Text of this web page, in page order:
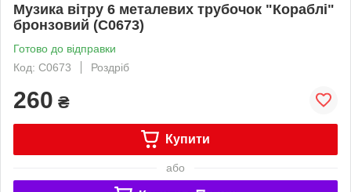
Музика вітру 6 металевих трубочок "Кораблі"
бронзовий (С0673)
Готово до відправки
Код: С0673
Роздріб
260 ₴
Купити
або